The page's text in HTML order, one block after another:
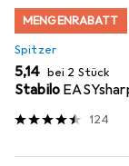
MENGENRABATT
Spitzer
EUR
5,14 bei 2 Stück
Stabilo
124